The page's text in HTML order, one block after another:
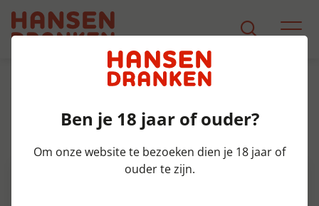
Product Detail
Bird Brewery Apres Kievit Doos
12x33 cl 8,6%
Ben je 18 jaar of ouder?
Om onze website te bezoeken dien je 18 jaar of
ouder te zijn.